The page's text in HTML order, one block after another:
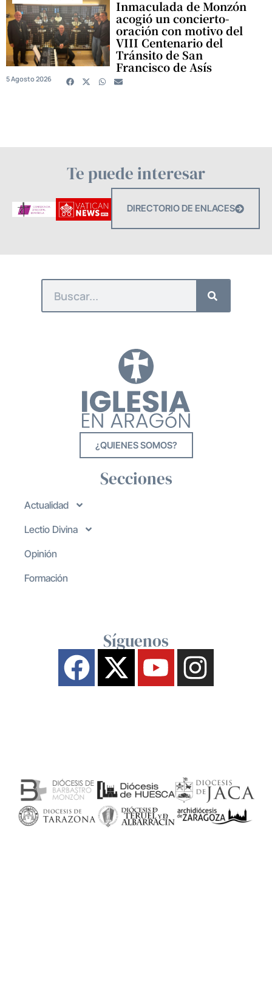
Inmaculada de Monzón
acogió un concierto-
oración con motivo del
VIII Centenario del
Tránsito de San
Francisco de Asís
5 Agosto 2026
Te puede interesar
DIRECTORIO DE ENLACES
¿QUIENES SOMOS?
Secciones
Actualidad
Lectio Divina
Opinión
Formación
Síguenos